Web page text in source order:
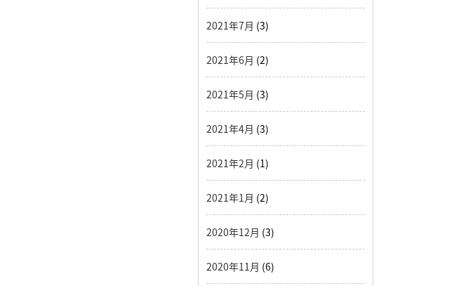
2021年7月 (3)
2021年6月 (2)
2021年5月 (3)
2021年4月 (3)
2021年2月 (1)
2021年1月 (2)
2020年12月 (3)
2020年11月 (6)